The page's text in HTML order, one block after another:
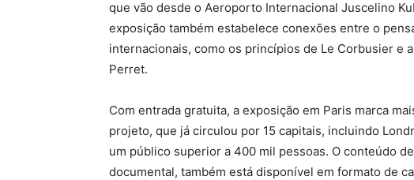
que vão desde o Aeroporto Internacional Juscelino
exposição também estabelece conexões entre o
internacionais, como os princípios de Le Corbusier e
Perret.
Com entrada gratuita, a exposição em Paris marca
projeto, que já circulou por 15 capitais, incluindo
um público superior a 400 mil pessoas. O conteúdo
documental, também está disponível em formato de